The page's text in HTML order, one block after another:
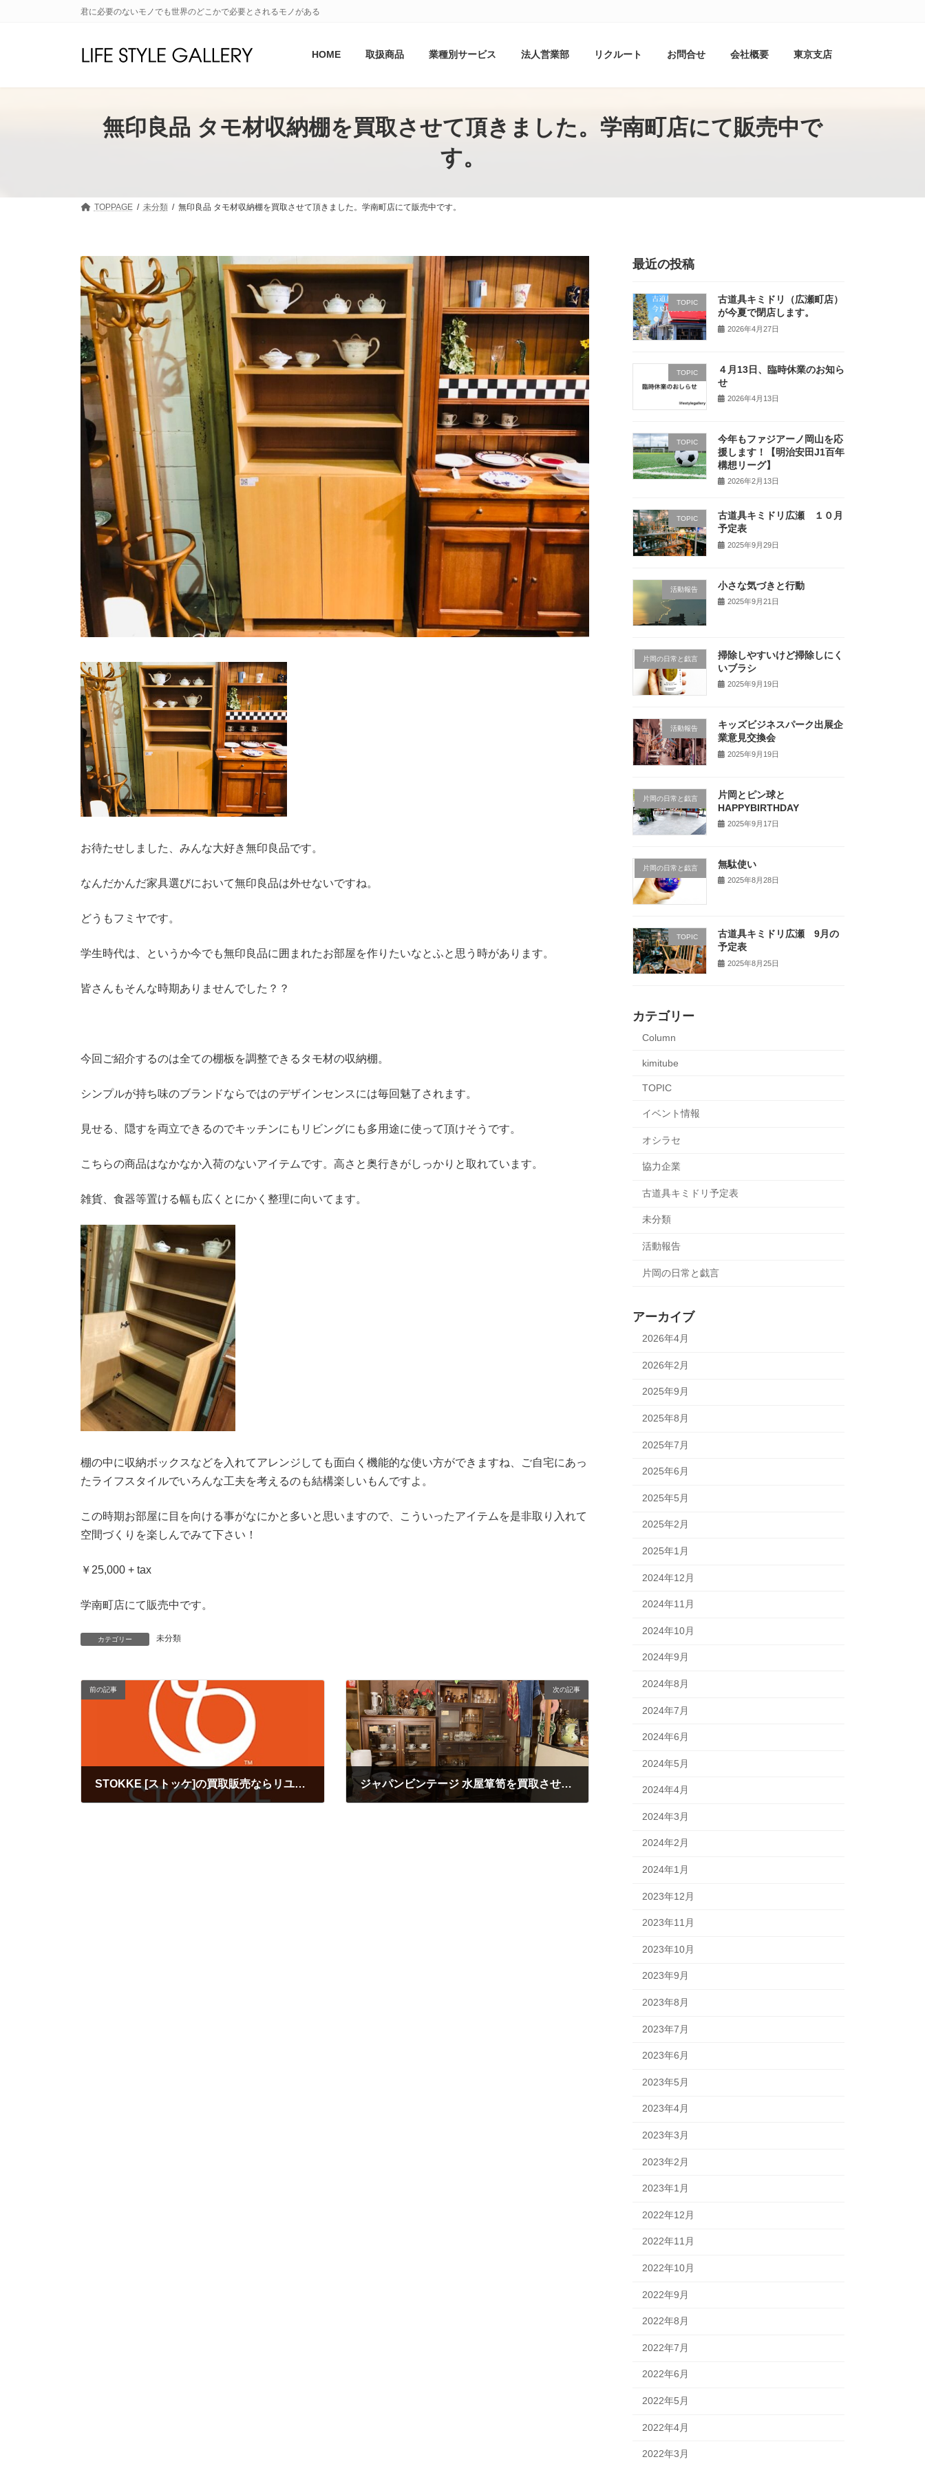
君に必要のないモノでも世界のどこかで必要とされるモノがある
HOME 取扱商品 業種別サービス 法人営業部 リクルート お問合せ 会社概要 東京支店
無印良品 タモ材収納棚を買取させて頂きました。学南町店にて販売中で
す。
TOPPAGE 未分類 無印良品 タモ材収納棚を買取させて頂きました。学南町店にて販売中です。
お待たせしました、みんな大好き無印良品です。
なんだかんだ家具選びにおいて無印良品は外せないですね。
どうもフミヤです。
学生時代は、というか今でも無印良品に囲まれたお部屋を作りたいなとふと思う時があります。
皆さんもそんな時期ありませんでした？？
今回ご紹介するのは全ての棚板を調整できるタモ材の収納棚。
シンプルが持ち味のブランドならではのデザインセンスには毎回魅了されます。
見せる、隠すを両立できるのでキッチンにもリビングにも多用途に使って頂けそうです。
こちらの商品はなかなか入荷のないアイテムです。高さと奥行きがしっかりと取れています。
雑貨、食器等置ける幅も広くとにかく整理に向いてます。
棚の中に収納ボックスなどを入れてアレンジしても面白く機能的な使い方ができますね、ご自宅にあっ
たライフスタイルでいろんな工夫を考えるのも結構楽しいもんですよ。
この時期お部屋に目を向ける事がなにかと多いと思いますので、こういったアイテムを是非取り入れて
空間づくりを楽しんでみて下さい！
￥25,000 + tax
学南町店にて販売中です。
カテゴリー 未分類
前の記事
STOKKE [ストッケ]の買取販売ならリユースショップ キミドリまで/LINE査定実施中
次の記事
ジャパンビンテージ 水屋箪笥を買取させて頂きました！キミドリ松島店にて販売中です。
最近の投稿
TOPIC
古道具キミドリ（広瀬町店）
が今夏で閉店します。
2026年4月27日
TOPIC
４月13日、臨時休業のお知ら
せ
2026年4月13日
TOPIC
今年もファジアーノ岡山を応
援します！【明治安田J1百年
構想リーグ】
2026年2月13日
TOPIC
古道具キミドリ広瀬 １０月
予定表
2025年9月29日
活動報告 小さな気づきと行動
2025年9月21日
片岡の日常と戯言
掃除しやすいけど掃除しにく
いブラシ
2025年9月19日
活動報告
キッズビジネスパーク出展企
業意見交換会
2025年9月19日
片岡の日常と戯言
片岡とピン球と
HAPPYBIRTHDAY
2025年9月17日
片岡の日常と戯言 無駄使い
2025年8月28日
TOPIC
古道具キミドリ広瀬 9月の
予定表
2025年8月25日
カテゴリー
Column
kimitube
TOPIC
イベント情報
オシラセ
協力企業
古道具キミドリ予定表
未分類
活動報告
片岡の日常と戯言
アーカイブ
2026年4月
2026年2月
2025年9月
2025年8月
2025年7月
2025年6月
2025年5月
2025年2月
2025年1月
2024年12月
2024年11月
2024年10月
2024年9月
2024年8月
2024年7月
2024年6月
2024年5月
2024年4月
2024年3月
2024年2月
2024年1月
2023年12月
2023年11月
2023年10月
2023年9月
2023年8月
2023年7月
2023年6月
2023年5月
2023年4月
2023年3月
2023年2月
2023年1月
2022年12月
2022年11月
2022年10月
2022年9月
2022年8月
2022年7月
2022年6月
2022年5月
2022年4月
2022年3月